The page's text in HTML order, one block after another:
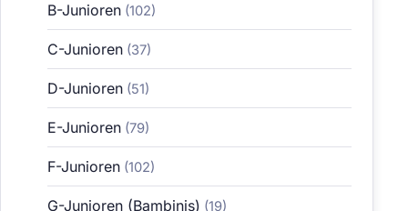
B-Junioren (102)
C-Junioren (37)
D-Junioren (51)
E-Junioren (79)
F-Junioren (102)
G-Junioren (Bambinis) (19)